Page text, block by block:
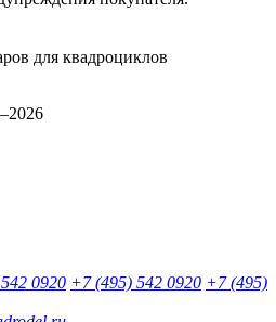
для квадроциклов
0920 +7 (495) 542 0920 +7 (495)